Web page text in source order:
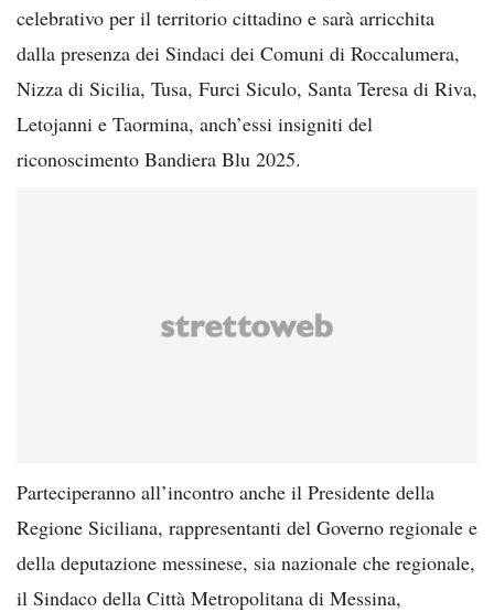
celebrativo per il territorio cittadino e sarà arricchita
dalla presenza dei Sindaci dei Comuni di Roccalumera,
Nizza di Sicilia, Tusa, Furci Siculo, Santa Teresa di Riva,
Letojanni e Taormina, anch’essi insigniti del
riconoscimento Bandiera Blu 2025.
Parteciperanno all’incontro anche il Presidente della
Regione Siciliana, rappresentanti del Governo regionale e
della deputazione messinese, sia nazionale che regionale,
il Sindaco della Città Metropolitana di Messina,